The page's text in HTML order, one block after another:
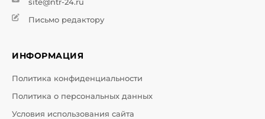
site@ntr-24.ru
Письмо редактору
ИНФОРМАЦИЯ
Политика конфиденциальности
Политика о персональных данных
Условия использования сайта